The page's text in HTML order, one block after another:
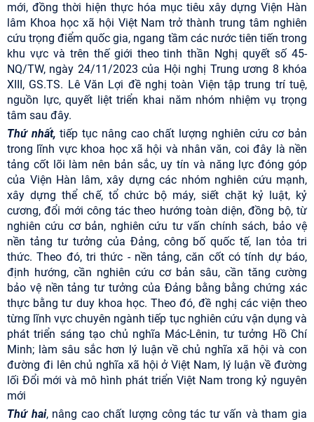
mới, đồng thời hiện thực hóa mục tiêu xây dựng Viện Hàn
lâm Khoa học xã hội Việt Nam trở thành trung tâm nghiên
cứu trọng điểm quốc gia, ngang tầm các nước tiên tiến trong
khu vực và trên thế giới theo tinh thần Nghị quyết số 45-
NQ/TW, ngày 24/11/2023 của Hội nghị Trung ương 8 khóa
XIII, GS.TS. Lê Văn Lợi đề nghị toàn Viện tập trung trí tuệ,
nguồn lực, quyết liệt triển khai năm nhóm nhiệm vụ trọng
tâm sau đây.
Thứ nhất, tiếp tục nâng cao chất lượng nghiên cứu cơ bản
trong lĩnh vực khoa học xã hội và nhân văn, coi đây là nền
tảng cốt lõi làm nên bản sắc, uy tín và năng lực đóng góp
của Viện Hàn lâm, xây dựng các nhóm nghiên cứu mạnh,
xây dựng thể chế, tổ chức bộ máy, siết chặt kỷ luật, kỷ
cương, đổi mới công tác theo hướng toàn diện, đồng bộ, từ
nghiên cứu cơ bản, nghiên cứu tư vấn chính sách, bảo vệ
nền tảng tư tưởng của Đảng, công bố quốc tế, lan tỏa tri
thức. Theo đó, tri thức - nền tảng, căn cốt có tính dự báo,
định hướng, cần nghiên cứu cơ bản sâu, cần tăng cường
bảo vệ nền tảng tư tưởng của Đảng bằng bằng chứng xác
thực bằng tư duy khoa học. Theo đó, đề nghị các viện theo
từng lĩnh vực chuyên ngành tiếp tục nghiên cứu vận dụng và
phát triển sáng tạo chủ nghĩa Mác-Lênin, tư tưởng Hồ Chí
Minh; làm sâu sắc hơn lý luận về chủ nghĩa xã hội và con
đường đi lên chủ nghĩa xã hội ở Việt Nam, lý luận về đường
lối Đổi mới và mô hình phát triển Việt Nam trong kỷ nguyên
mới
Thứ hai, nâng cao chất lượng công tác tư vấn và tham gia